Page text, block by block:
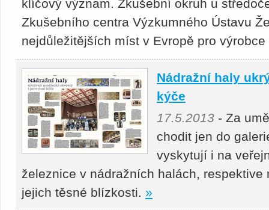
klíčový význam. Zkušební okruh u
Zkušebního centra Výzkumného Ústavu
nejdůležitějších míst v Evropě pro
Nádražní haly
kýče
17.5.2013 - Za
chodit jen do
vyskytují i na
železnice v nádražních halách,
jejich těsné blízkosti. »